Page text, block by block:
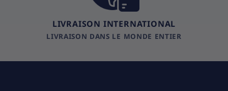
LIVRAISON INTERNATIONAL
LIVRAISON DANS LE MONDE ENTIER